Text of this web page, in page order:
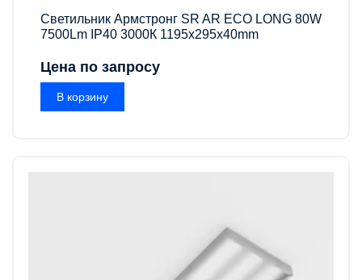
Светильник Армстронг SR AR ECO LONG 80W
7500Lm IP40 3000К 1195x295x40mm
Цена по запросу
В корзину